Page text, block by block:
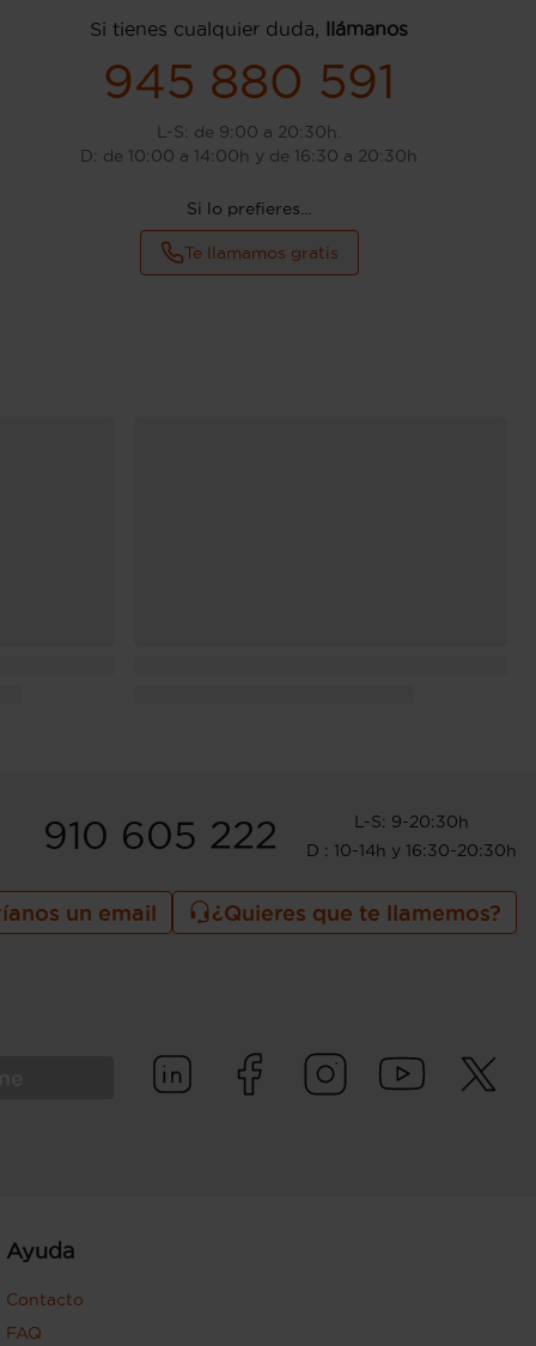
Si tienes cualquier duda, llámanos
945 880 591
L-S: de 9:00 a 20:30h.
D: de 10:00 a 14:00h y de 16:30 a 20:30h
Si lo prefieres...
Te llamamos gratis
910 605 222
L-S: 9-20:30h
D : 10-14h y 16:30-20:30h
un email ¿Quieres que te llamemos?
Ayuda
Contacto
FAQ